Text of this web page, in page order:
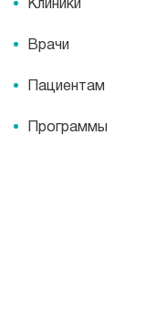
Клиники
Врачи
Пациентам
Программы